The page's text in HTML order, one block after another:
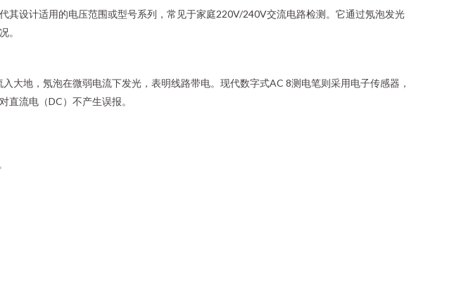
设计适用的电压范围或型号系列，常见于家庭220V/240V交流电路检测。它通过氖泡发光
。
地，氖泡在微弱电流下发光，表明线路带电。现代数字式AC 8测电笔则采用电子传感器，
流电（DC）不产生误报。